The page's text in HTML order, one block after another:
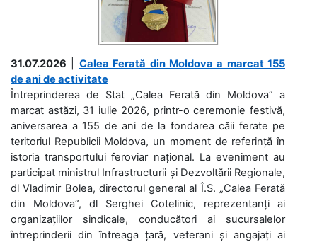
31.07.2026
Calea Ferată din Moldova a marcat 155
de ani de activitate
Întreprinderea de Stat „Calea Ferată din Moldova” a
marcat astăzi, 31 iulie 2026, printr-o ceremonie festivă,
aniversarea a 155 de ani de la fondarea căii ferate pe
teritoriul Republicii Moldova, un moment de referință în
istoria transportului feroviar național. La eveniment au
participat ministrul Infrastructurii și Dezvoltării Regionale,
dl Vladimir Bolea, directorul general al Î.S. „Calea Ferată
din Moldova”, dl Serghei Cotelinic, reprezentanți ai
organizațiilor sindicale, conducători ai sucursalelor
întreprinderii din întreaga țară, veterani și angajați ai